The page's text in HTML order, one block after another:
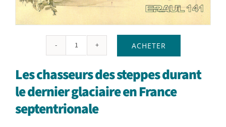
quantité
Les
chasseurs
des
steppes
durant
ACHETER
Les chasseurs des steppes durant
le dernier glaciaire en France
septentrionale